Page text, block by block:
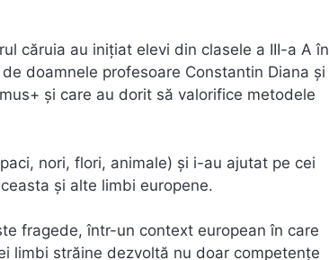
căruia au inițiat elevi din clasele a III-a A în
doamnele profesoare Constantin Diana și
și care au dorit să valorifice metodele
nori, flori, animale) și i-au ajutat pe cei
și alte limbi europene.
fragede, într-un context european în care
limbi străine dezvoltă nu doar competențe